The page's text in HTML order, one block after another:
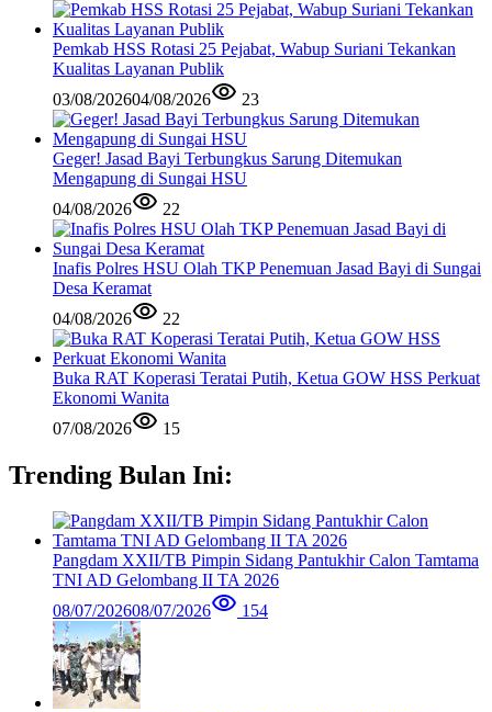
Pemkab HSS Rotasi 25 Pejabat, Wabup Suriani Tekankan
Kualitas Layanan Publik
03/08/202604/08/2026 23
Geger! Jasad Bayi Terbungkus Sarung Ditemukan
Mengapung di Sungai HSU
04/08/2026
22
Inafis Polres HSU Olah TKP Penemuan Jasad Bayi di Sungai
Desa Keramat
04/08/2026
22
Buka RAT Koperasi Teratai Putih, Ketua GOW HSS Perkuat
Ekonomi Wanita
07/08/2026
15
Trending Bulan Ini:
Pangdam XXII/TB Pimpin Sidang Pantukhir Calon Tamtama
TNI AD Gelombang II TA 2026
08/07/202608/07/2026 154